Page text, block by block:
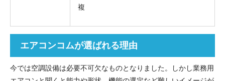
複
エアコンコムが選ばれる理由
今では空調設備は必要不可欠なものとなりました。しかし業務用